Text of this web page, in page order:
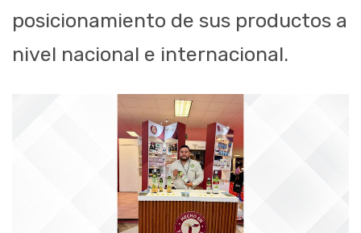
posicionamiento de sus productos a
nivel nacional e internacional.